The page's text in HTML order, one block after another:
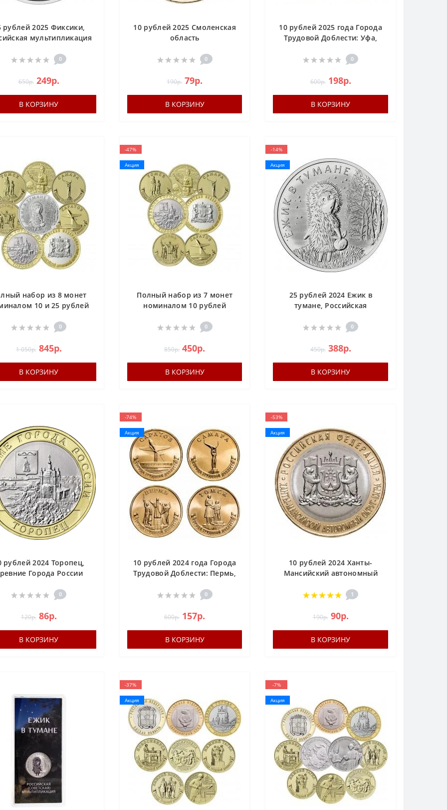
рублей 2025 Фиксики,
мультипликация
0
650р. 249р.
В КОРЗИНУ
10 рублей 2025 Смоленская
область
0
190р. 79р.
В КОРЗИНУ
10 рублей 2025 года Города
Трудовой Доблести: Уфа,
Челябинск 0
600р. 198р.
В КОРЗИНУ
набор из 8 монет
10 и 25 рублей
0
1 050р. 845р.
В КОРЗИНУ
-47%
Акция
Полный набор из 7 монет
номиналом 10 рублей
0
850р. 450р.
В КОРЗИНУ
-14%
Акция
25 рублей 2024 Ежик в
тумане, Российская
0
450р. 388р.
В КОРЗИНУ
рублей 2024 Торопец,
Города России
0
120р. 86р.
В КОРЗИНУ
-74%
Акция
10 рублей 2024 года Города
Трудовой Доблести: Пермь,
0
600р. 157р.
В КОРЗИНУ
-53%
Акция
10 рублей 2024 Ханты-
Мансийский автономный
(Российская Федерация)
1
190р. 90р.
В КОРЗИНУ
-37%
Акция
-7%
Акция